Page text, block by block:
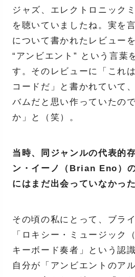
ジャズ、エレクトロニック
を聴いていましたね。実を
について書かれたレビュー
“アンビエント” という言葉
す。そのレビューに「これ
コードだ」と書かれていて
バムだと思い作っていたの
か」と（笑）。
当時、同ジャンルの代表的
ン・イーノ（Brian Eno）
にはまだ出会っていなかっ
その頃の私にとって、ブラ
「ロキシー・ミュージック
キーボード奏者」という認
自分が「アンビエントのア